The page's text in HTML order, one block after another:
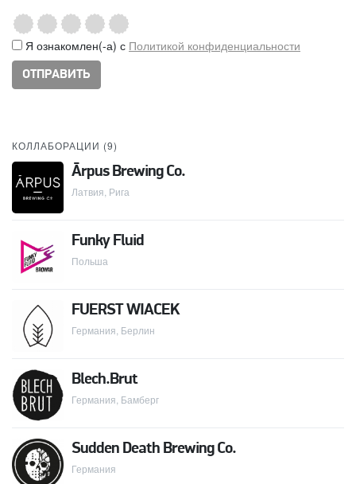
Я ознакомлен(-а) с Политикой конфиденциальности
КОЛЛАБОРАЦИИ (9)
Ārpus Brewing Co.
Латвия, Рига
Funky Fluid
Польша
FUERST WIACEK
Германия, Берлин
Blech.Brut
Германия, Бамберг
Sudden Death Brewing Co.
Германия